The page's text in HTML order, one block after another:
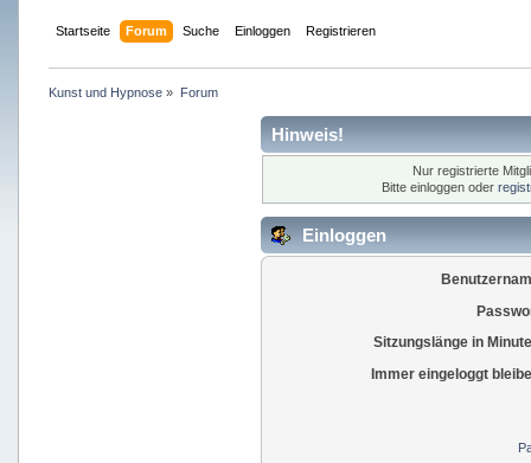
Startseite Forum Suche Einloggen Registrieren
Kunst und Hypnose » Forum
Hinweis!
Nur registrierte
Bitte einloggen oder
Einloggen
Sitzungslänge in
Immer eingeloggt